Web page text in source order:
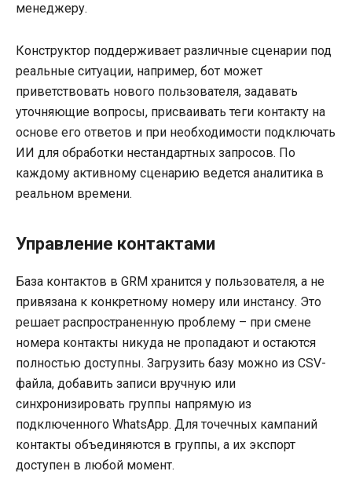
менеджеру.
Конструктор поддерживает различные сценарии под
реальные ситуации, например, бот может
приветствовать нового пользователя, задавать
уточняющие вопросы, присваивать теги контакту на
основе его ответов и при необходимости подключать
ИИ для обработки нестандартных запросов. По
каждому активному сценарию ведется аналитика в
реальном времени.
Управление контактами
База контактов в GRM хранится у пользователя, а не
привязана к конкретному номеру или инстансу. Это
решает распространенную проблему – при смене
номера контакты никуда не пропадают и остаются
полностью доступны. Загрузить базу можно из CSV-
файла, добавить записи вручную или
синхронизировать группы напрямую из
подключенного WhatsApp. Для точечных кампаний
контакты объединяются в группы, а их экспорт
доступен в любой момент.